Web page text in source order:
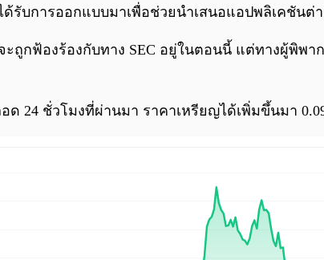
ด้รับการออกแบบมาเพื่อช่วยนำเสนอแอปพลิเคชันต่
ถูกฟ้องร้องกับทาง SEC อยู่ในตอนนี้ แต่ทางผู้พิพา
24 ชั่วโมงที่ผ่านมา ราคาเหรียญได้เพิ่มขึ้นมา